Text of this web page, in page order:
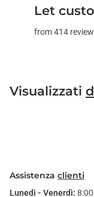
Let
from 414
Visualizzati
Assistenza clienti
Lunedì - Venerdì: